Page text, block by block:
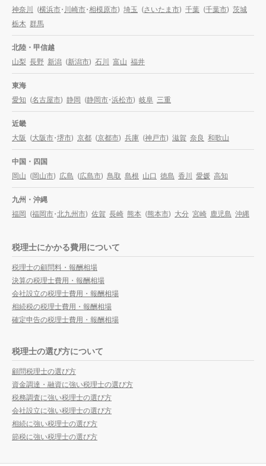
神奈川
(横浜市・ 川崎市・相模原市) 埼玉 (さいたま市) 千葉 (千葉市) 茨城
栃木 群馬
北陸・甲信越
山梨 長野 新潟 (新潟市) 石川 富山 福井
東海
愛知 (名古屋市) 静岡 (静岡市・浜松市) 岐阜 三重
近畿
大阪 (大阪市・堺市) 京都 (京都市) 兵庫 (神戸市) 滋賀 奈良 和歌山
中国・四国
岡山 (岡山市) 広島 (広島市) 鳥取 島根 山口 徳島 香川 愛媛 高知
九州・沖縄
福岡 (福岡市・北九州市) 佐賀 長崎 熊本 (熊本市) 大分 宮崎 鹿児島 沖縄
税理士にかかる費用について
税理士の顧問料・報酬相場
決算の税理士費用・報酬相場
会社設立の税理士費用・報酬相場
相続税の税理士費用・報酬相場
確定申告の税理士費用・報酬相場
税理士の選び方について
顧問税理士の選び方
資金調達・融資に強い税理士の選び方
税務調査に強い税理士の選び方
会社設立に強い税理士の選び方
相続に強い税理士の選び方
節税に強い税理士の選び方